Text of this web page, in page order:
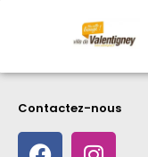
Contactez-nous